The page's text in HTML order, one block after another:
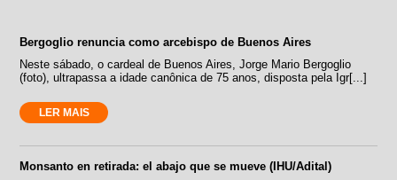
Bergoglio renuncia como arcebispo de Buenos Aires
Neste sábado, o cardeal de Buenos Aires, Jorge Mario Bergoglio
(foto), ultrapassa a idade canônica de 75 anos, disposta pela Igr[...]
LER MAIS
Monsanto en retirada: el abajo que se mueve (IHU/Adital)